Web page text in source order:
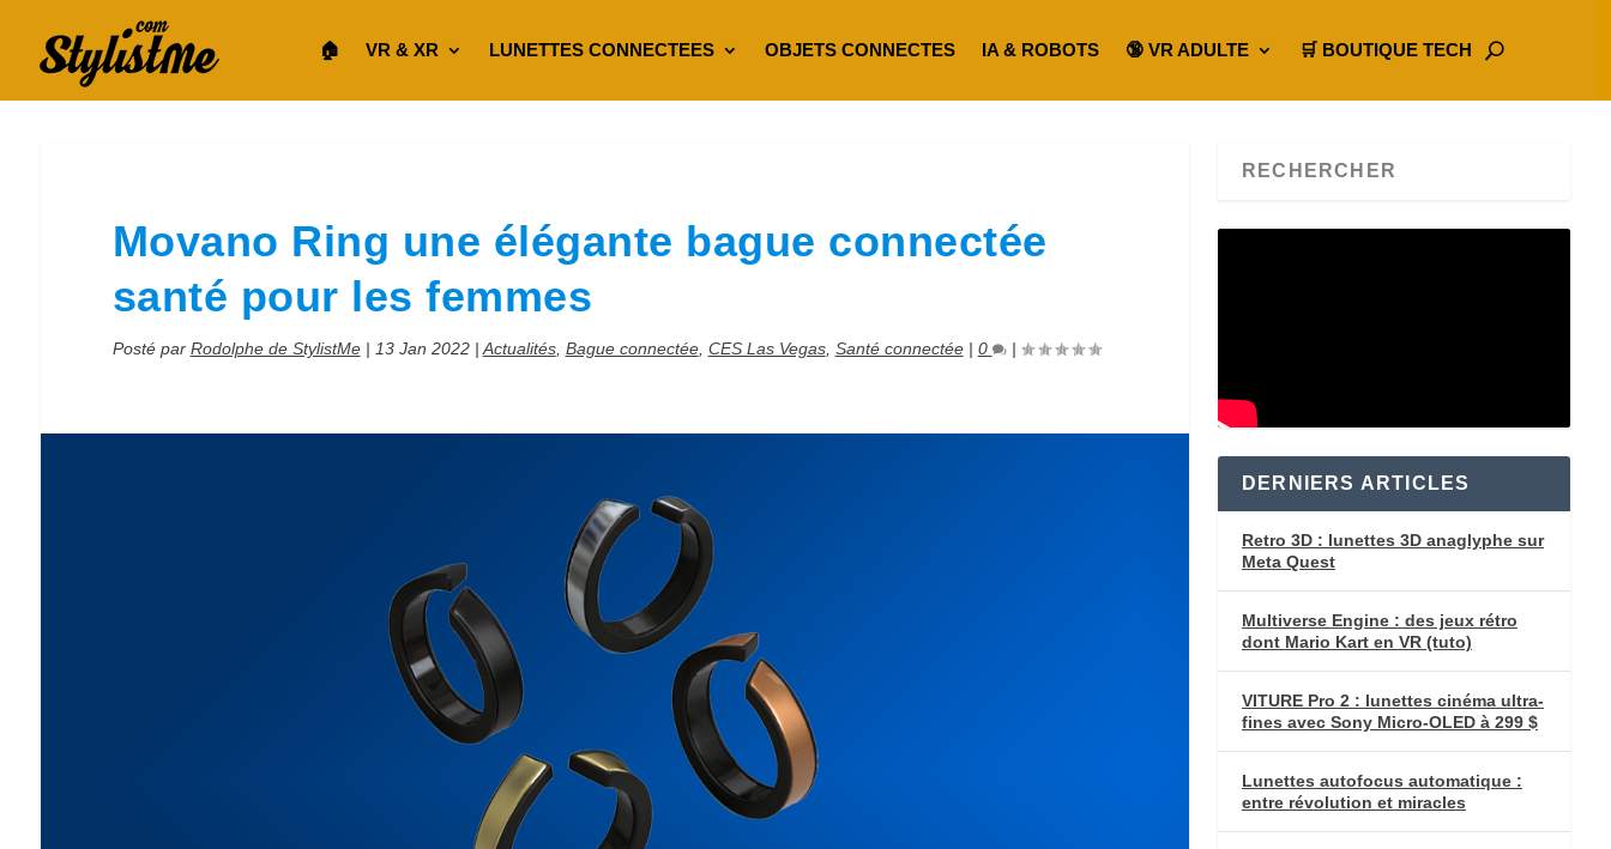
🏠︎ VR & XR LUNETTES CONNECTEES OBJETS CONNECTES IA & ROBOTS 🔞 VR ADULTE 🛒 BOUTIQUE TECH
Movano Ring une élégante bague connectée
santé pour les femmes
Posté par Rodolphe de StylistMe| 13 Jan 2022| Actualités, Bague connectée, CES Las Vegas, Santé connectée| 0 |
DERNIERS ARTICLES
Retro 3D : lunettes 3D anaglyphe sur
Meta Quest
Multiverse Engine : des jeux rétro
dont Mario Kart en VR (tuto)
VITURE Pro 2 : lunettes cinéma ultra-
fines avec Sony Micro-OLED à 299 $
Lunettes autofocus automatique :
entre révolution et miracles